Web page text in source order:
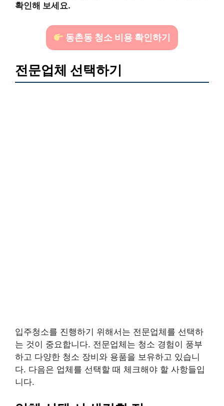
확인해 보세요.
동촌동 청소 비용 확인하기
전문업체 선택하기
입주청소를 진행하기 위해서는 전문업체를 선택하
는 것이 중요합니다. 전문업체는 청소 경험이 풍부
하고 다양한 청소 장비와 용품을 보유하고 있습니
다. 다음은 업체를 선택할 때 체크해야 할 사항들입
니다.